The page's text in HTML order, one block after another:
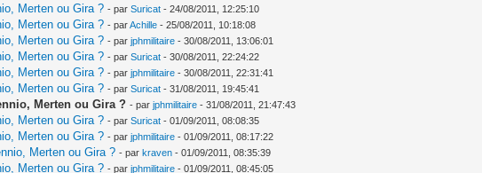
Merten ou Gira ? - parSuricat - 24/08/2011, 12:25:10
Merten ou Gira ? - parAchille - 25/08/2011, 10:18:08
Merten ou Gira ? - parjphmilitaire - 30/08/2011, 13:06:01
Merten ou Gira ? - parSuricat - 30/08/2011, 22:24:22
Merten ou Gira ? - parjphmilitaire - 30/08/2011, 22:31:41
Merten ou Gira ? - parSuricat - 31/08/2011, 19:45:41
Merten ou Gira ? - parjphmilitaire - 31/08/2011, 21:47:43
Merten ou Gira ? - parSuricat - 01/09/2011, 08:08:35
Merten ou Gira ? - parjphmilitaire - 01/09/2011, 08:17:22
Merten ou Gira ? - parkraven - 01/09/2011, 08:35:39
Merten ou Gira ? - parjphmilitaire - 01/09/2011, 08:45:05